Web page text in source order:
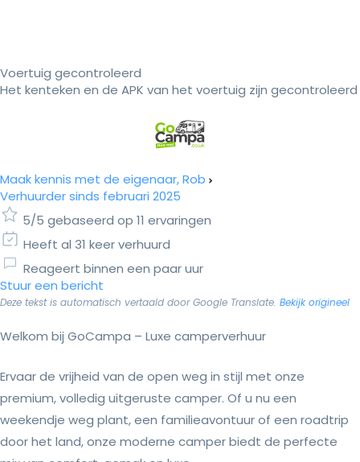
Voertuig gecontroleerd
Het kenteken en de APK van het voertuig zijn gecontroleerd
Maak kennis met de eigenaar, Rob
Verhuurder sinds februari 2025
5/5 gebaseerd op 11 ervaringen
Heeft al 31 keer verhuurd
Reageert binnen een paar uur
Stuur een bericht
Deze tekst is automatisch vertaald door Google Translate. Bekijk origineel
Welkom bij GoCampa – Luxe camperverhuur
Ervaar de vrijheid van de open weg in stijl met onze
premium, volledig uitgeruste camper. Of u nu een
weekendje weg plant, een familieavontuur of een roadtrip
door het land, onze moderne camper biedt de perfecte